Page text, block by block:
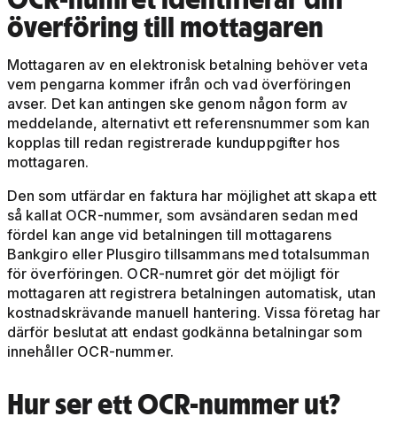
överföring till mottagaren
Mottagaren av en elektronisk betalning behöver veta
vem pengarna kommer ifrån och vad överföringen
avser. Det kan antingen ske genom någon form av
meddelande, alternativt ett referensnummer som kan
kopplas till redan registrerade kunduppgifter hos
mottagaren.
Den som utfärdar en faktura har möjlighet att skapa ett
så kallat OCR-nummer, som avsändaren sedan med
fördel kan ange vid betalningen till mottagarens
Bankgiro eller Plusgiro tillsammans med totalsumman
för överföringen. OCR-numret gör det möjligt för
mottagaren att registrera betalningen automatisk, utan
kostnadskrävande manuell hantering. Vissa företag har
därför beslutat att endast godkänna betalningar som
innehåller OCR-nummer.
Hurser ett OCR-nummer ut?